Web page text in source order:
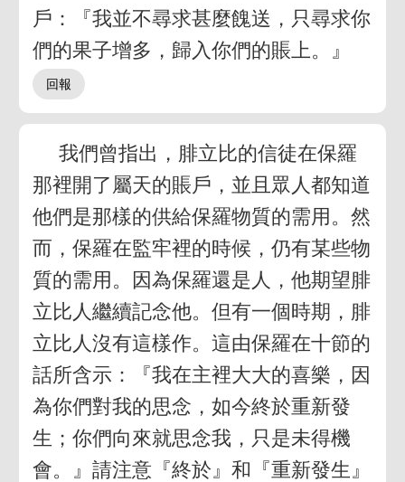
戶：『我並不尋求甚麼餽送，只尋求你
們的果子增多，歸入你們的賬上。』
我們曾指出，腓立比的信徒在保羅
那裡開了屬天的賬戶，並且眾人都知道
他們是那樣的供給保羅物質的需用。然
而，保羅在監牢裡的時候，仍有某些物
質的需用。因為保羅還是人，他期望腓
立比人繼續記念他。但有一個時期，腓
立比人沒有這樣作。這由保羅在十節的
話所含示：『我在主裡大大的喜樂，因
為你們對我的思念，如今終於重新發
生；你們向來就思念我，只是未得機
會。』請注意『終於』和『重新發生』